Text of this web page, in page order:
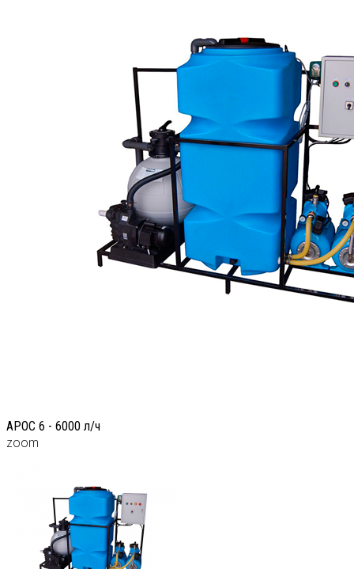
АРОС 6 - 6000 л/ч
zoom